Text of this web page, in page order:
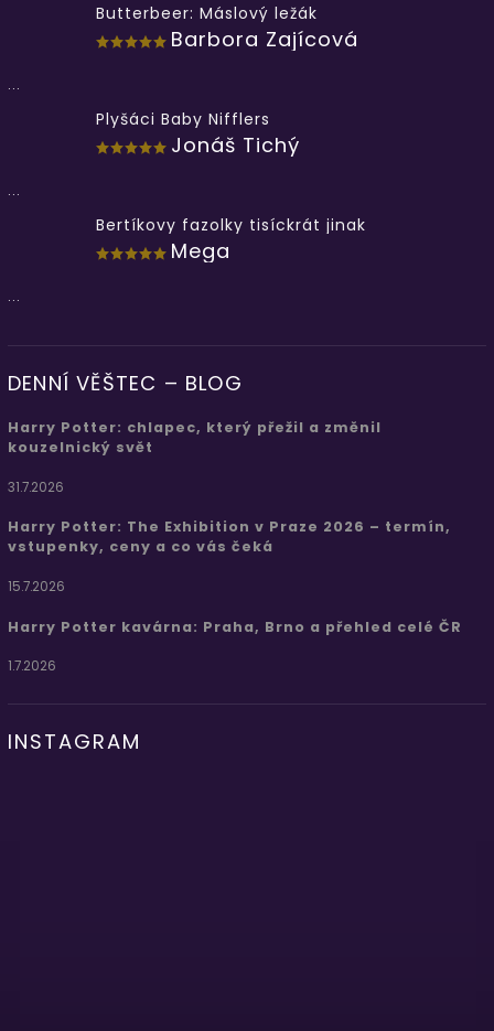
Butterbeer: Máslový ležák
Barbora Zajícová
...
Plyšáci Baby Nifflers
Jonáš Tichý
...
Bertíkovy fazolky tisíckrát jinak
Mega
...
DENNÍ VĚŠTEC – BLOG
Harry Potter: chlapec, který přežil a změnil
kouzelnický svět
31.7.2026
Harry Potter: The Exhibition v Praze 2026 – termín,
vstupenky, ceny a co vás čeká
15.7.2026
Harry Potter kavárna: Praha, Brno a přehled celé ČR
1.7.2026
INSTAGRAM